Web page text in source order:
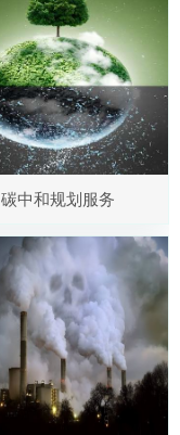
碳中和规划服务